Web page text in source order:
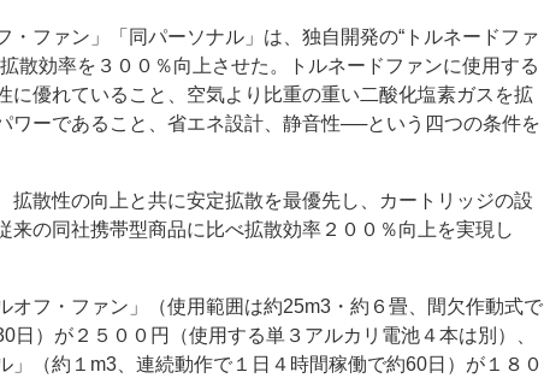
ファン」「同パーソナル」は、独自開発の“トルネードファ
散効率を３００％向上させた。トルネードファンに使用する
に優れていること、空気より比重の重い二酸化塩素ガスを拡
ワーであること、省エネ設計、静音性──という四つの条件を
散性の向上と共に安定拡散を最優先し、カートリッジの設
来の同社携帯型商品に比べ拡散効率２００％向上を実現し
フ・ファン」（使用範囲は約25m3・約６畳、間欠作動式で
日）が２５００円（使用する単３アルカリ電池４本は別）、
」（約１m3、連続動作で１日４時間稼働で約60日）が１８０